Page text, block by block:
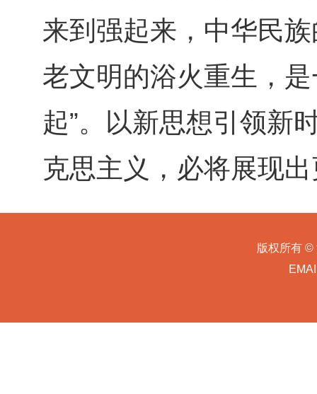
来到强起来，中华民
老文明的浴火重生，
起”。以新思想引领新
克思主义，必将展现
版权所有 ©